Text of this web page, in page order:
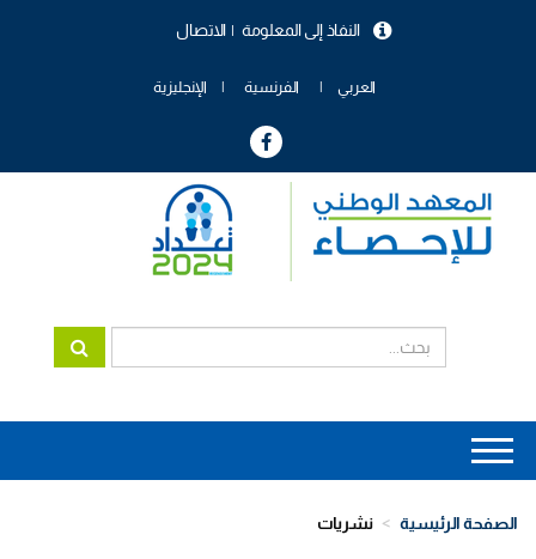
الاتصال النفاذ إلى المعلومة
العربي الفرنسية الإنجليزية
Main
navigation
الصفحة الرئيسية نشريات